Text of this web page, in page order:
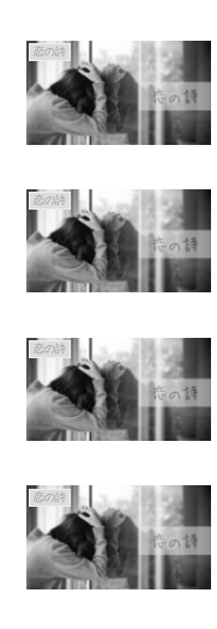
恋の詩
恋の詩
恋の詩
恋の詩